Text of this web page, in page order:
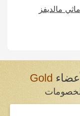
مالديفز
Gold